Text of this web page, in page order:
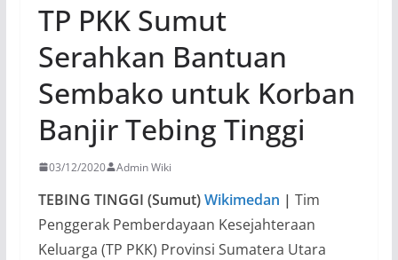
TP PKK Sumut
Serahkan Bantuan
Sembako untuk Korban
Banjir Tebing Tinggi
03/12/2020 Admin Wiki
TEBING TINGGI (Sumut)Wikimedan | Tim
Penggerak Pemberdayaan Kesejahteraan
Keluarga (TP PKK) Provinsi Sumatera Utara